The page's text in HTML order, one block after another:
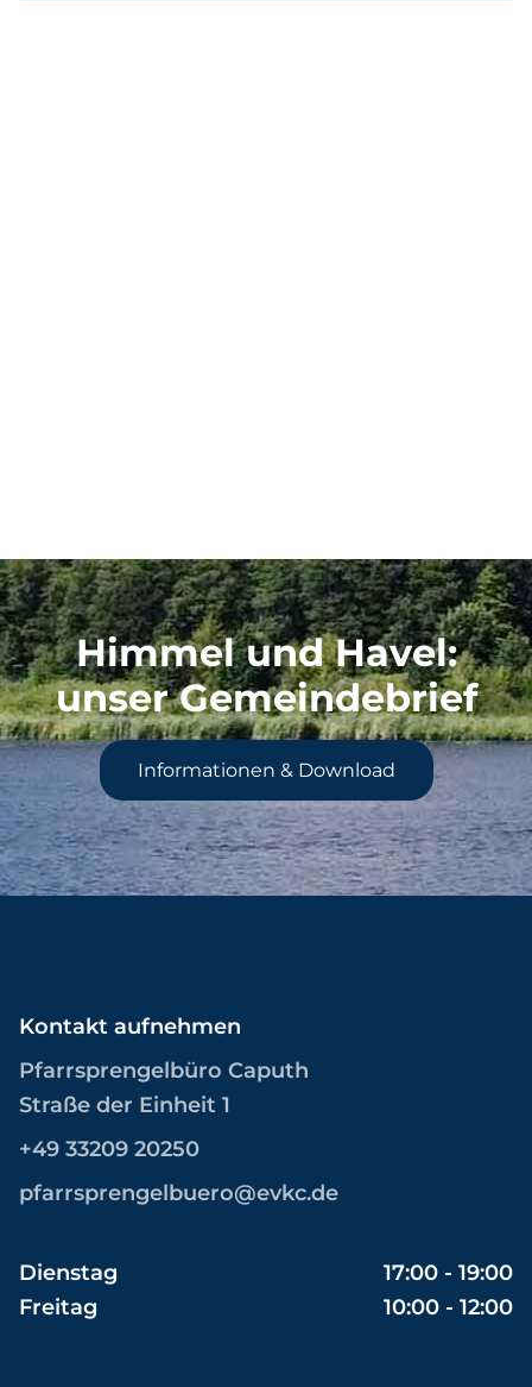
Himmel und Havel:
unser Gemeindebrief
Informationen & Download
Kontakt aufnehmen
Pfarrsprengelbüro Caputh
Straße der Einheit 1
+49 33209 20250
pfarrsprengelbuero@evkc.de
Dienstag
17:00 - 19:00
Freitag
10:00 - 12:00